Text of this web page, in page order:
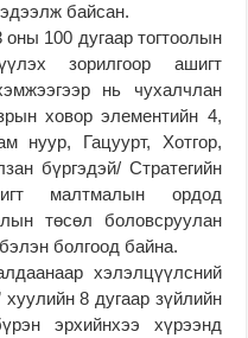
байсан.
100 дугаар тогтоолын
зорилгоор ашигт
нь чухалчлан
ховор элементийн 4,
нуур, Гацуурт, Хотгор,
бүргэдэй/ Стратегийн
малтмалын ордод
төсөл боловсруулан
болгоод байна.
хэлэлцүүлсний
8 дугаар зүйлийн
эрхийнхээ хүрээнд